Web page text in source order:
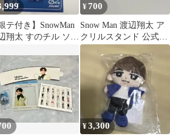
テ付き】SnowMan
翔太 すのチル ソフ
¥ 700
Snow Man 渡辺翔太 ア
クリルスタンド 公式写
真 ミニフォト なべこじ
¥3,300